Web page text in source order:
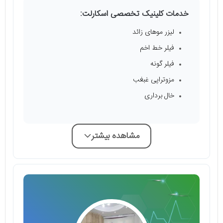
خدمات کلینیک تخصصی اسکارلت:
لیزر موهای زائد
فیلر خط اخم
فیلر گونه
مزوتراپی غبغب
خال برداری
مشاهده بیشتر